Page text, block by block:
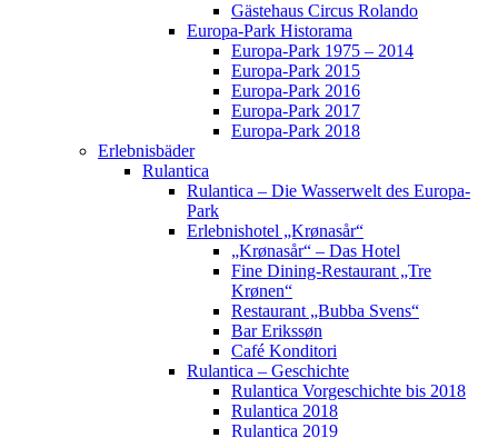
Gästehaus Circus Rolando
Europa-Park Historama
Europa-Park 1975 – 2014
Europa-Park 2015
Europa-Park 2016
Europa-Park 2017
Europa-Park 2018
Erlebnisbäder
Rulantica
Rulantica – Die Wasserwelt des Europa-
Park
Erlebnishotel „Krønasår“
„Krønasår“ – Das Hotel
Fine Dining-Restaurant „Tre
Krønen“
Restaurant „Bubba Svens“
Bar Erikssøn
Café Konditori
Rulantica – Geschichte
Rulantica Vorgeschichte bis 2018
Rulantica 2018
Rulantica 2019